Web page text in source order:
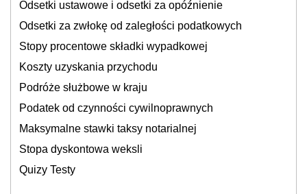
Odsetki ustawowe i odsetki za opóźnienie
Odsetki za zwłokę od zaległości podatkowych
Stopy procentowe składki wypadkowej
Koszty uzyskania przychodu
Podróże służbowe w kraju
Podatek od czynności cywilnoprawnych
Maksymalne stawki taksy notarialnej
Stopa dyskontowa weksli
Quizy Testy